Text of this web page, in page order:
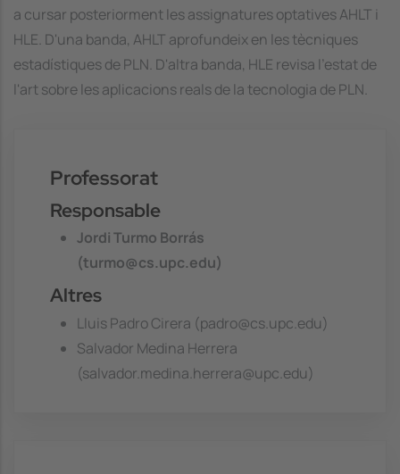
a cursar posteriorment les assignatures optatives AHLT i
HLE. D'una banda, AHLT aprofundeix en les tècniques
estadístiques de PLN. D'altra banda, HLE revisa l'estat de
l'art sobre les aplicacions reals de la tecnologia de PLN.
Professorat
Responsable
Jordi Turmo Borrás
(turmo@cs.upc.edu)
Altres
Lluis Padro Cirera (padro@cs.upc.edu)
Salvador Medina Herrera
(salvador.medina.herrera@upc.edu)